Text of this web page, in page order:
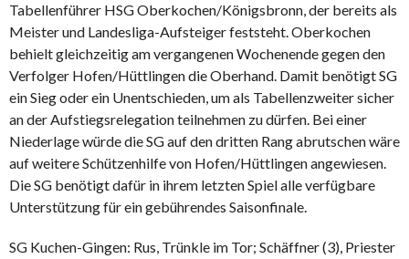
Tabellenführer HSG Oberkochen/Königsbronn, der bereits als
Meister und Landesliga-Aufsteiger feststeht. Oberkochen
behielt gleichzeitig am vergangenen Wochenende gegen den
Verfolger Hofen/Hüttlingen die Oberhand. Damit benötigt SG
ein Sieg oder ein Unentschieden, um als Tabellenzweiter sicher
an der Aufstiegsrelegation teilnehmen zu dürfen. Bei einer
Niederlage würde die SG auf den dritten Rang abrutschen wäre
auf weitere Schützenhilfe von Hofen/Hüttlingen angewiesen.
Die SG benötigt dafür in ihrem letzten Spiel alle verfügbare
Unterstützung für ein gebührendes Saisonfinale.
SG Kuchen-Gingen: Rus, Trünkle im Tor; Schäffner (3), Priester